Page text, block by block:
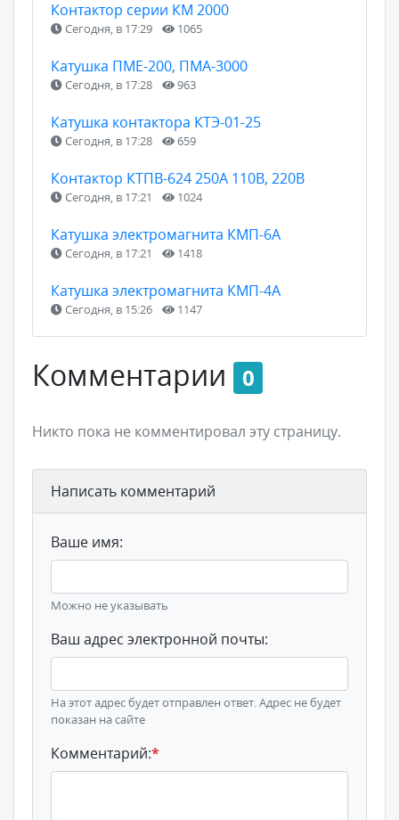
Контактор серии КМ 2000
Сегодня, в 17:29 1065
Катушка ПМЕ-200, ПМА-3000
Сегодня, в 17:28 963
Катушка контактора КТЭ-01-25
Сегодня, в 17:28 659
Контактор КТПВ-624 250А 110В, 220В
Сегодня, в 17:21 1024
Катушка электромагнита КМП-6А
Сегодня, в 17:21 1418
Катушка электромагнита КМП-4А
Сегодня, в 15:26 1147
Комментарии 0
Никто пока не комментировал эту страницу.
Написать комментарий
Ваше имя:
Можно не указывать
Ваш адрес электронной почты:
На этот адрес будет отправлен ответ. Адрес не будет
показан на сайте
Комментарий:*